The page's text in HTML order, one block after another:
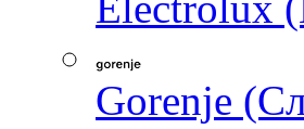
Gorenje